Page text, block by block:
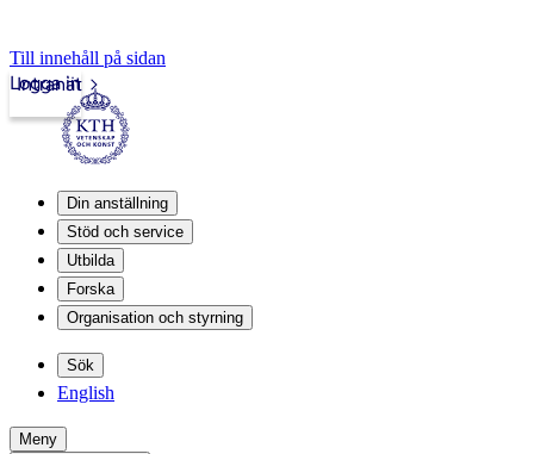
Till innehåll på sidan
Intranät
Logga in
Din anställning
Stöd och service
Utbilda
Forska
Organisation och styrning
Sök
English
Meny